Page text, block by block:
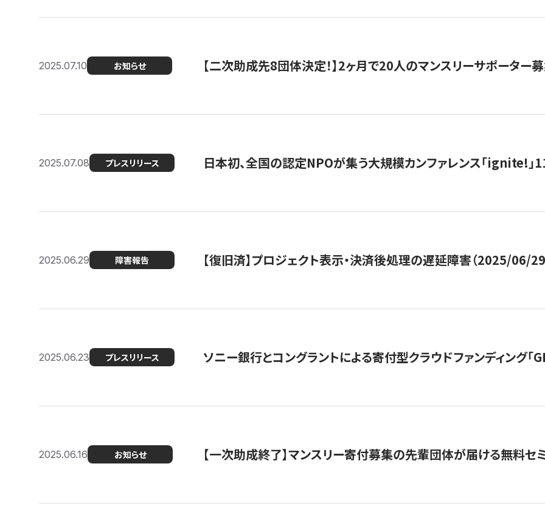
2025.07.10 お知らせ 【二次助成先8団体決定！】2ヶ月で20人のマンスリーサポーター
2025.07.08 プレスリリース 日本初、全国の認定NPOが集う大規模カンファレンス「ignite!」
2025.06.29 障害報告 【復旧済】プロジェクト表示・決済後処理の遅延障害（2025/06/29
2025.06.23 プレスリリース ソニー銀行とコングラントによる寄付型クラウドファンディング
2025.06.16 お知らせ 【一次助成終了】マンスリー寄付募集の先輩団体が届ける無料セ